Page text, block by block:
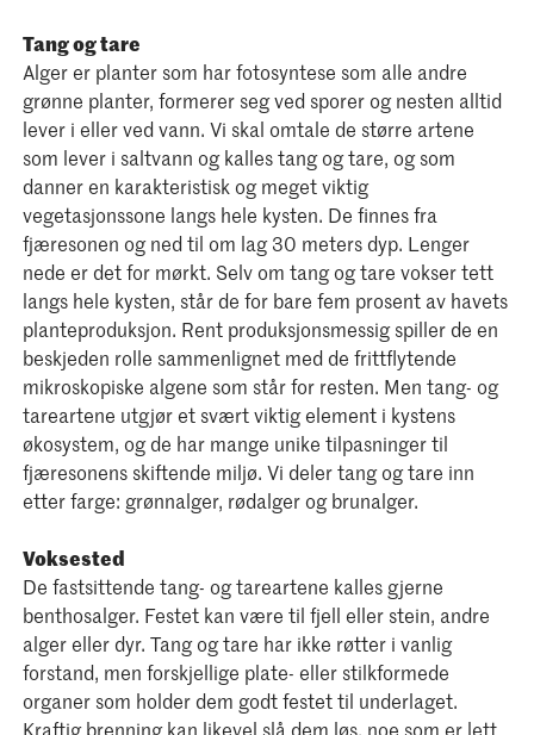
Tang og tare
Alger er planter som har fotosyntese som alle andre
grønne planter, formerer seg ved sporer og nesten alltid
lever i eller ved vann. Vi skal omtale de større artene
som lever i saltvann og kalles tang og tare, og som
danner en karakteristisk og meget viktig
vegetasjonssone langs hele kysten. De finnes fra
fjæresonen og ned til om lag 30 meters dyp. Lenger
nede er det for mørkt. Selv om tang og tare vokser tett
langs hele kysten, står de for bare fem prosent av havets
planteproduksjon. Rent produksjonsmessig spiller de en
beskjeden rolle sammenlignet med de frittflytende
mikroskopiske algene som står for resten. Men tang- og
tareartene utgjør et svært viktig element i kystens
økosystem, og de har mange unike tilpasninger til
fjæresonens skiftende miljø. Vi deler tang og tare inn
etter farge: grønnalger, rødalger og brunalger.
Voksested
De fastsittende tang- og tareartene kalles gjerne
benthosalger. Festet kan være til fjell eller stein, andre
alger eller dyr. Tang og tare har ikke røtter i vanlig
forstand, men forskjellige plate- eller stilkformede
organer som holder dem godt festet til underlaget.
Kraftig brenning kan likevel slå dem løs, noe som er lett